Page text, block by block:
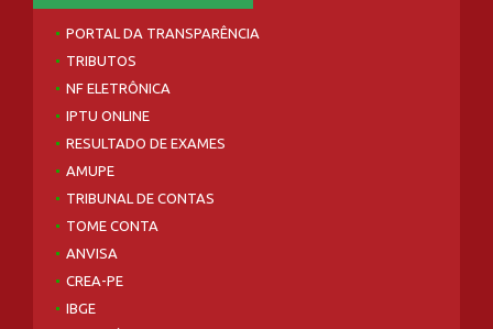
PORTAL DA TRANSPARÊNCIA
TRIBUTOS
NF ELETRÔNICA
IPTU ONLINE
RESULTADO DE EXAMES
AMUPE
TRIBUNAL DE CONTAS
TOME CONTA
ANVISA
CREA-PE
IBGE